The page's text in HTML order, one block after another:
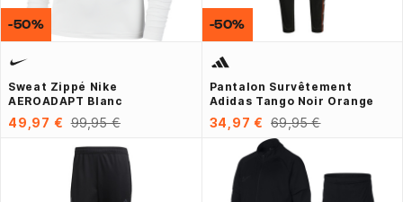
Sweat Zippé Nike
AEROADAPT Blanc
49,97 € 99,95 €
-50%
Pantalon Survêtement
Adidas Tango Noir Orange
34,97 € 69,95 €
-50%